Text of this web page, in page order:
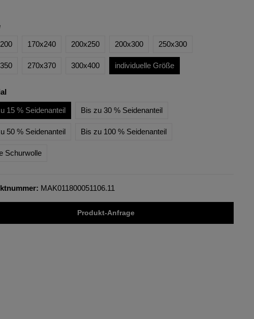
170x240 200x250 200x300 250x300
270x370 300x400 individuelle Größe
15 % Seidenanteil Bis zu 30 % Seidenanteil
50 % Seidenanteil Bis zu 100 % Seidenanteil
Schurwolle
MAK011800051106.11
Produkt-Anfrage